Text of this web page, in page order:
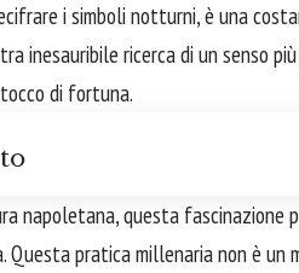
i simboli notturni, è una
inesauribile ricerca di un senso
di fortuna.
napoletana, questa fascinazione
Questa pratica millenaria non è un